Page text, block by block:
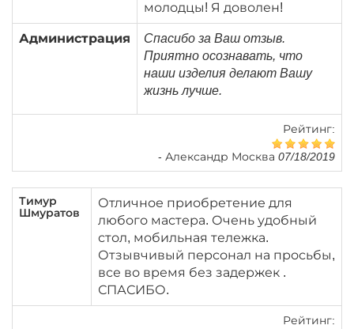
молодцы! Я доволен!
Администрация
Спасибо за Ваш отзыв.
Приятно осознавать, что
наши изделия делают Вашу
жизнь лучше.
Рейтинг:
- Александр Москва 07/18/2019
Тимур
Шмуратов
Отличное приобретение для
любого мастера. Очень удобный
стол, мобильная тележка.
Отзывчивый персонал на просьбы,
все во время без задержек .
СПАСИБО.
Рейтинг: